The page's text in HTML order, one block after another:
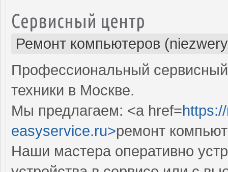
Сервисный центр
Ремонт компьютеров
Профессиональный
техники в Москве.
Мы предлагаем: <a href=
easyservice.ru>ремонт
Наши мастера оперативно